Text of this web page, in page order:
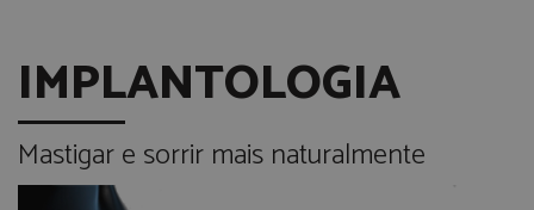
IMPLANTOLOGIA
Mastigar e sorrir mais naturalmente